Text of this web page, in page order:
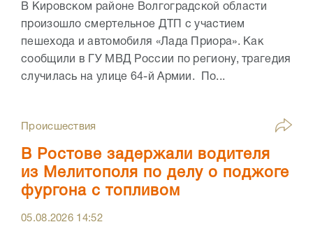
В Кировском районе Волгоградской области
произошло смертельное ДТП с участием
пешехода и автомобиля «Лада Приора». Как
сообщили в ГУ МВД России по региону, трагедия
случилась на улице 64-й Армии. По...
Происшествия
В Ростове задержали водителя
из Мелитополя по делу о поджоге
фургона с топливом
05.08.2026 14:52